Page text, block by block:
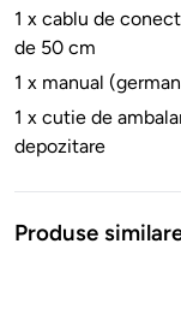
1 x cablu de
de 50 cm
1 x manual
1 x cutie de
depozitare
Produse